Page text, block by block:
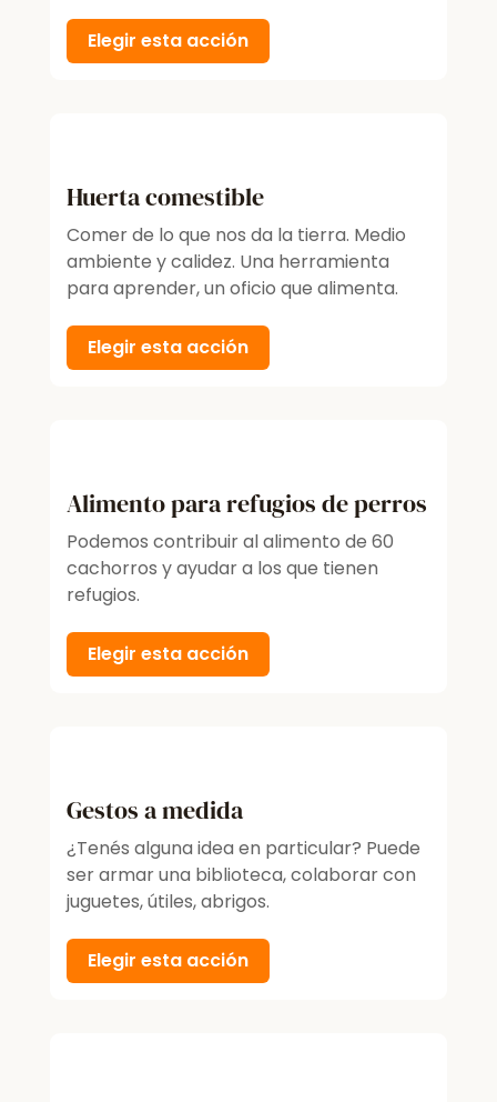
Elegir esta acción
Huerta comestible
Comer de lo que nos da la tierra. Medio
ambiente y calidez. Una herramienta
para aprender, un oficio que alimenta.
Elegir esta acción
Alimento para refugios de perros
Podemos contribuir al alimento de 60
cachorros y ayudar a los que tienen
refugios.
Elegir esta acción
Gestos a medida
¿Tenés alguna idea en particular? Puede
ser armar una biblioteca, colaborar con
juguetes, útiles, abrigos.
Elegir esta acción